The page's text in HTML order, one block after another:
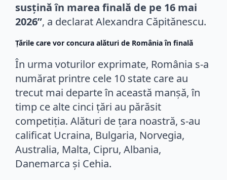
susțină în marea finală de pe 16 mai
2026”, a declarat Alexandra Căpitănescu.
Țările care vor concura alături de România în finală
În urma voturilor exprimate, România s-a
numărat printre cele 10 state care au
trecut mai departe în această manșă, în
timp ce alte cinci țări au părăsit
competiția. Alături de țara noastră, s-au
calificat Ucraina, Bulgaria, Norvegia,
Australia, Malta, Cipru, Albania,
Danemarca și Cehia.